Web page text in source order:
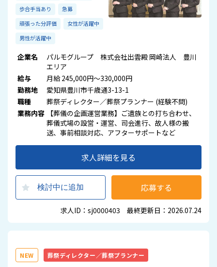
歩合手当あり
急募
頑張った分評価
女性が活躍中
男性が活躍中
企業名
パルモグループ 株式会社出雲殿 岡崎法人 豊川
エリア
給与
月給 245,000円～330,000円
勤務地
愛知県豊川市千歳通3-13-1
職種
葬祭ディレクター／葬祭プランナー (経験不問)
業務内容
【葬儀の企画運営業務】ご遺族との打ち合わせ、
葬儀式場の設営・運営、司会進行、故人様の搬
送、事前相談対応、アフターサポートなど
求人詳細を見る
検討中に追加 応募する
求人ID：sj0000403 最終更新日：2026.07.24
NEW 葬祭ディレクター／葬祭プランナー